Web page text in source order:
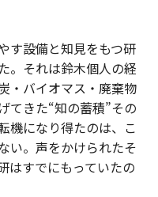
す設備と知見をもつ研
。それは鈴木個人の経
・バイオマス・廃棄物
てきた“知の蓄積”その
機になり得たのは、こ
い。声をかけられたそ
はすでにもっていたの